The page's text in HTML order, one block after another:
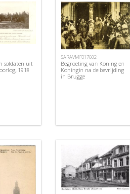
soldaten uit
1918
SARAVMF017602
Begroeting van Koning en
Koningin na de bevrijding
in Brugge